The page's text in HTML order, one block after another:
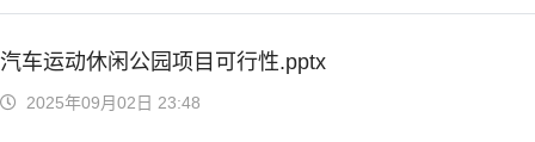
汽车运动休闲公园项目可行性.pptx
2025年09月02日 23:48